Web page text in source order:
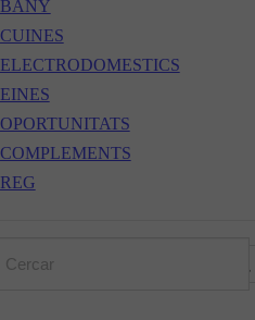
BANY
CUINES
ELECTRODOMESTICS
EINES
OPORTUNITATS
COMPLEMENTS
REG